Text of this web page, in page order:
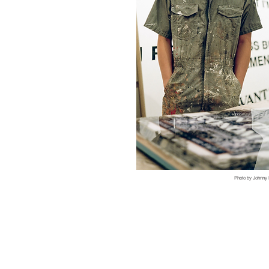
Photo by Johnny